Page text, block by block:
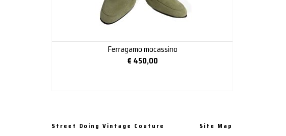
Ferragamo mocassino
€ 450,00
Street Doing Vintage Couture
Site Map